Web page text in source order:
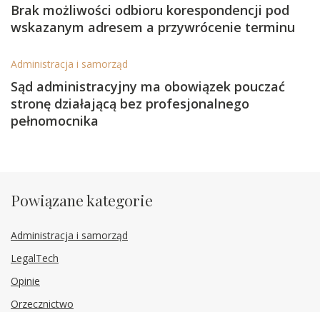
Brak możliwości odbioru korespondencji pod
wskazanym adresem a przywrócenie terminu
Administracja i samorząd
Sąd administracyjny ma obowiązek pouczać
stronę działającą bez profesjonalnego
pełnomocnika
Powiązane kategorie
Administracja i samorząd
LegalTech
Opinie
Orzecznictwo